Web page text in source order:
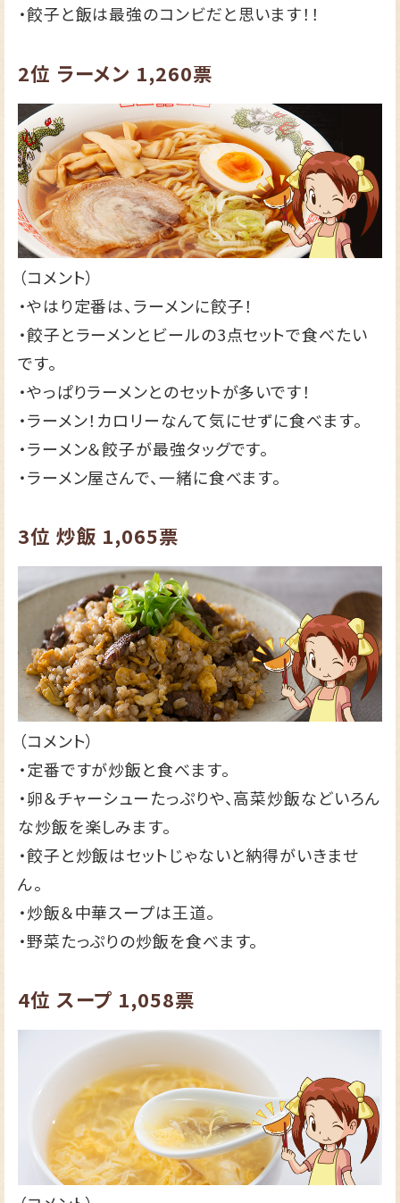
・餃子と飯は最強のコンビだと思います！！
2位 ラーメン 1,260票
（コメント）
・やはり定番は、ラーメンに餃子！
・餃子とラーメンとビールの3点セットで食べたい
です。
・やっぱりラーメンとのセットが多いです！
・ラーメン！カロリーなんて気にせずに食べます。
・ラーメン＆餃子が最強タッグです。
・ラーメン屋さんで、一緒に食べます。
3位 炒飯 1,065票
（コメント）
・定番ですが炒飯と食べます。
・卵＆チャーシューたっぷりや、高菜炒飯などいろん
な炒飯を楽しみます。
・餃子と炒飯はセットじゃないと納得がいきませ
ん。
・炒飯＆中華スープは王道。
・野菜たっぷりの炒飯を食べます。
4位 スープ 1,058票